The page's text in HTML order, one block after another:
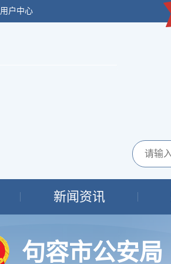
用户中心
新闻资讯
句容市公安局